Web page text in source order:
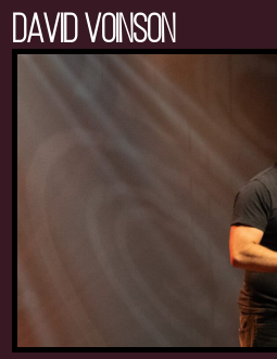
DAVID VOINSON